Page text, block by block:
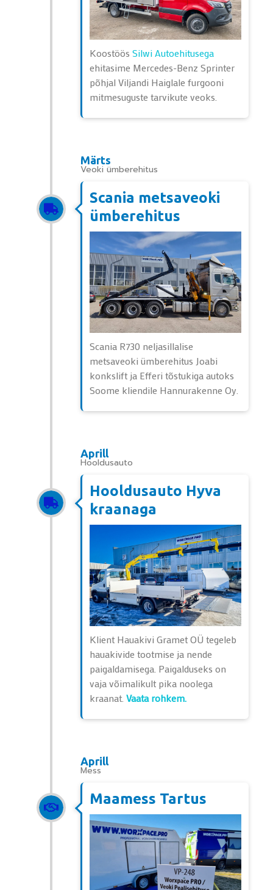
Koostöös Silwi Autoehitusega
ehitasime Mercedes-Benz Sprinter
põhjal Viljandi Haiglale furgooni
mitmesuguste tarvikute veoks.
Märts
Veoki ümberehitus
Scania metsaveoki
ümberehitus
Scania R730 neljasillalise
metsaveoki ümberehitus Joabi
konkslift ja Efferi tõstukiga autoks
Soome kliendile Hannurakenne Oy.
Aprill
Hooldusauto
Hooldusauto Hyva
kraanaga
Klient Hauakivi Gramet OÜ tegeleb
hauakivide tootmise ja nende
paigaldamisega. Paigalduseks on
vaja võimalikult pika noolega
kraanat. Vaata rohkem.
Aprill
Mess
Maamess Tartus